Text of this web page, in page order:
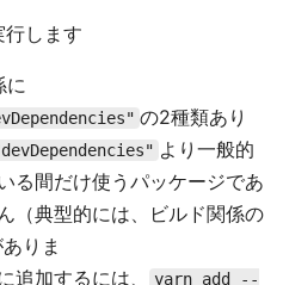
行します
に
の2種類あり
より一般的
る間だけ使うパッケージであ
（典型的には、ビルド関係の
りま
追加するには、 yarn add --